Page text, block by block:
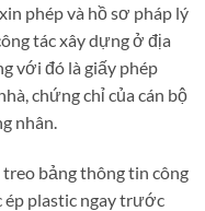
phép và hồ sơ pháp lý
tác xây dựng ở địa
với đó là giấy phép
chứng chỉ của cán bộ
nhân.
bảng thông tin công
plastic ngay trước